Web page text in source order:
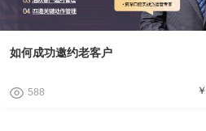
如何成功邀约老客户
588 ￥